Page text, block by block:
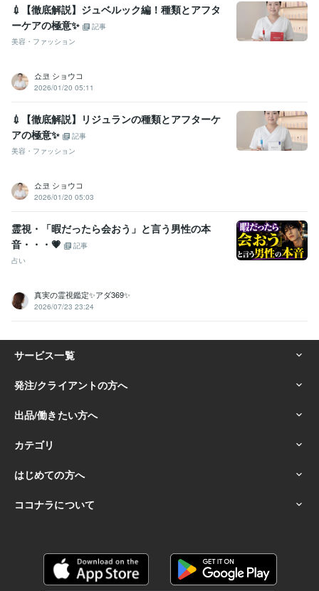
💉【徹底解説】ジュベルック編！種類とアフタ
ーケアの極意✨
記事
美容・ファッション
쇼코 ショウコ
2026/01/20 05:11
💉【徹底解説】リジュランの種類とアフターケ
アの極意✨
記事
美容・ファッション
쇼코 ショウコ
2026/01/20 05:03
霊視・「暇だったら会おう」と言う男性の本
音・・・💗
記事
占い
真実の霊視鑑定✨アダ369✨
2026/07/23 23:24